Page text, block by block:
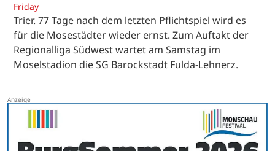
Friday
Trier. 77 Tage nach dem letzten Pflichtspiel wird es
für die Mosestädter wieder ernst. Zum Auftakt der
Regionalliga Südwest wartet am Samstag im
Moselstadion die SG Barockstadt Fulda-Lehnerz.